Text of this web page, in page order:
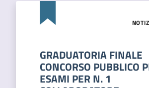
GRADUATORIA FINALE
CONCORSO PUBBLICO
ESAMI PER N. 1